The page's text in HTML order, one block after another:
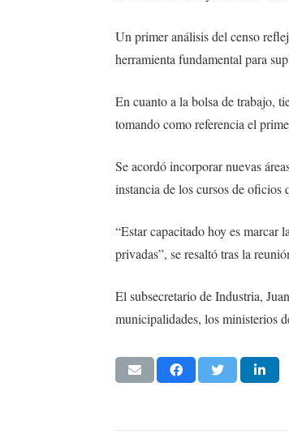
Un primer análisis del censo
herramienta fundamental para
En cuanto a la bolsa de trabajo,
tomando como referencia el
Se acordó incorporar nuevas
instancia de los cursos de
“Estar capacitado hoy es marcar
privadas”, se resaltó tras la
El subsecretario de Industria,
municipalidades, los ministerios